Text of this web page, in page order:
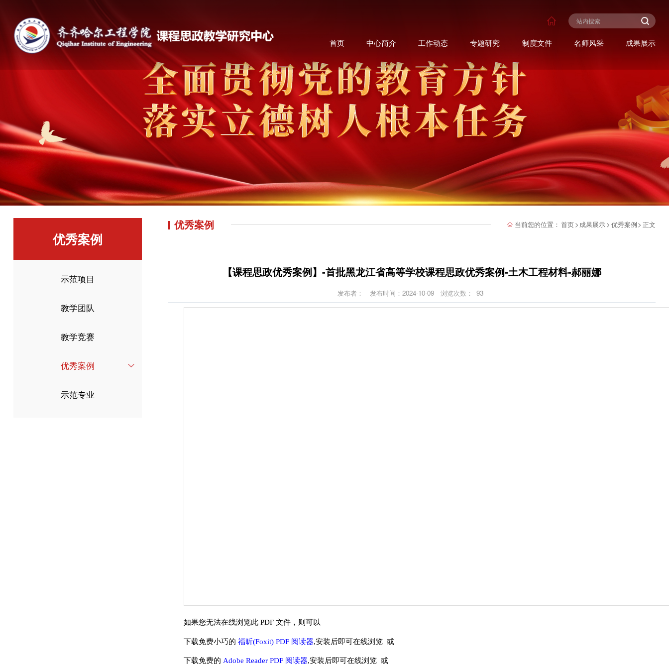
首页 中心简介 工作动态 专题研究 制度文件 名师风采 成果展示
优秀案例
示范项目
教学团队
教学竞赛
优秀案例
示范专业
优秀案例 当前您的位置： 首页> 成果展示> 优秀案例> 正文
【课程思政优秀案例】-首批黑龙江省高等学校课程思政优秀案例-土木工程材料-郝丽娜
发布者： 发布时间：2024-10-09 浏览次数： 93
如果您无法在线浏览此 PDF 文件，则可以
下载免费小巧的 福昕(Foxit) PDF 阅读器,安装后即可在线浏览 或
下载免费的 Adobe Reader PDF 阅读器,安装后即可在线浏览 或